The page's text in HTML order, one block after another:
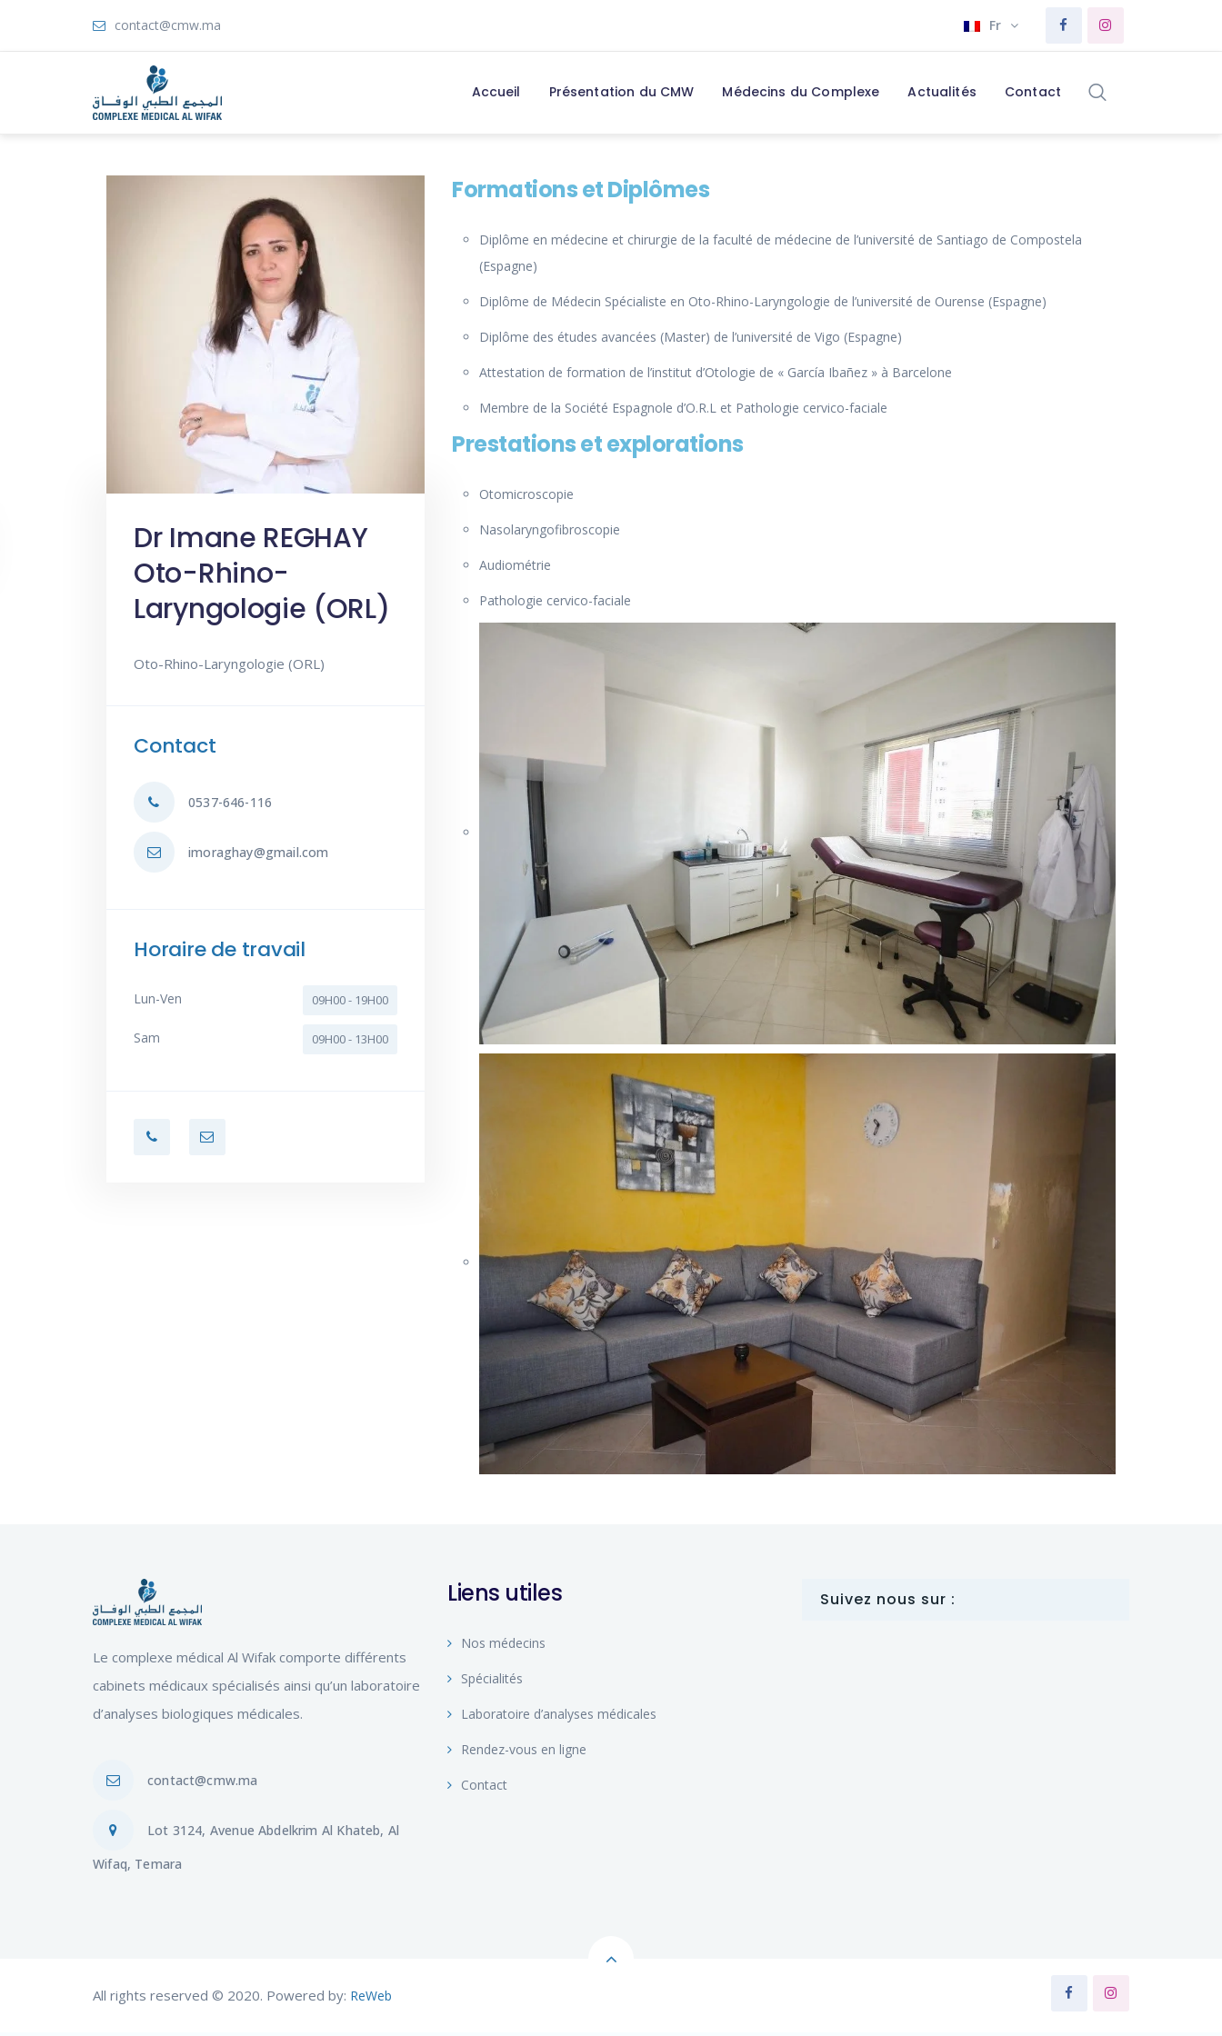
contact@cmw.ma Fr
Accueil Présentation du CMW Médecins du Complexe Actualités Contact
Dr Imane REGHAY
Oto-Rhino-
Laryngologie (ORL)
Oto-Rhino-Laryngologie (ORL)
Contact
0537-646-116
imoraghay@gmail.com
Horaire de travail
Lun-Ven 09H00 - 19H00
Sam 09H00 - 13H00
Formations et Diplômes
Diplôme en médecine et chirurgie de la faculté de médecine de l’université de Santiago de Compostela
(Espagne)
Diplôme de Médecin Spécialiste en Oto-Rhino-Laryngologie de l’université de Ourense (Espagne)
Diplôme des études avancées (Master) de l’université de Vigo (Espagne)
Attestation de formation de l’institut d’Otologie de « García Ibañez » à Barcelone
Membre de la Société Espagnole d’O.R.L et Pathologie cervico-faciale
Prestations et explorations
Otomicroscopie
Nasolaryngofibroscopie
Audiométrie
Pathologie cervico-faciale
Le complexe médical Al Wifak comporte différents
cabinets médicaux spécialisés ainsi qu’un laboratoire
d’analyses biologiques médicales.
contact@cmw.ma
Lot 3124, Avenue Abdelkrim Al Khateb, Al
Wifaq, Temara
Liens utiles
Nos médecins
Spécialités
Laboratoire d’analyses médicales
Rendez-vous en ligne
Contact
Suivez nous sur :
All rights reserved © 2020. Powered by: ReWeb